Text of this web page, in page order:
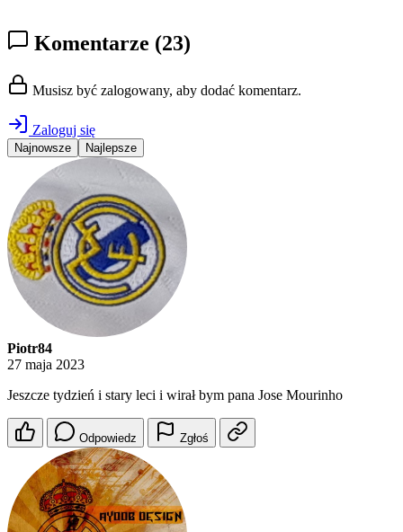
Komentarze (23)
Musisz być zalogowany, aby dodać komentarz.
Zaloguj się
Najnowsze Najlepsze
Piotr84
27 maja 2023
Jeszcze tydzień i stary leci i wirał bym pana Jose Mourinho
Odpowiedz Zgłoś